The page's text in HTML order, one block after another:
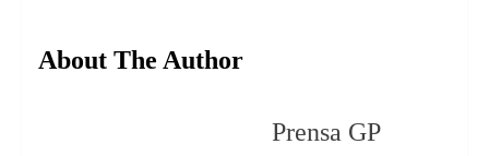
About The Author
Prensa GP